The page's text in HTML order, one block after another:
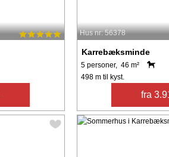
Hus nr: 56378
Karrebæksminde
5 personer, 46 m²
498 m til kyst.
fra